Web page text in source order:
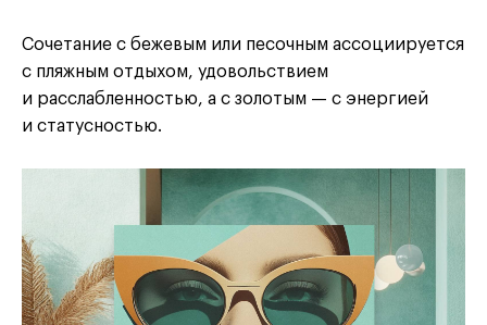
Сочетание с бежевым или песочным ассоциируется
с пляжным отдыхом, удовольствием
и расслабленностью, а с золотым — с энергией
и статусностью.